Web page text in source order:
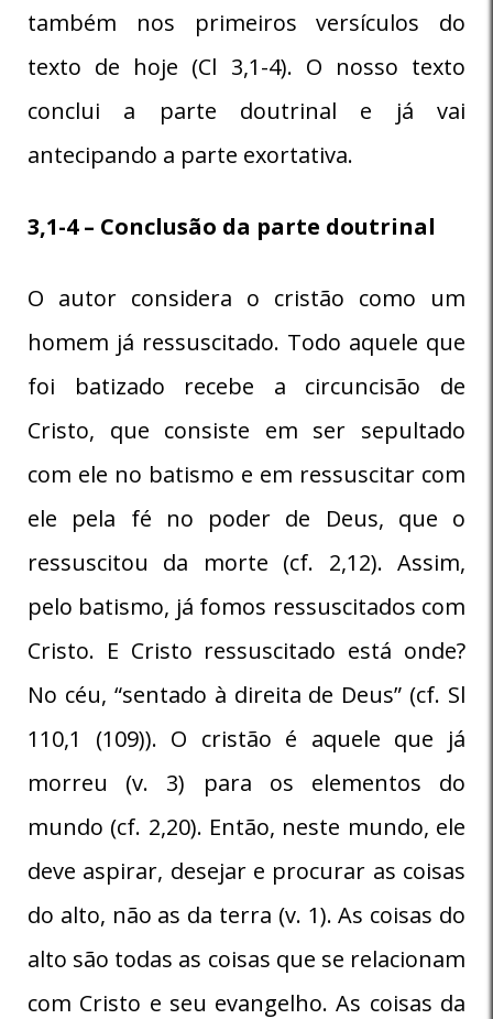
também nos primeiros versículos do
texto de hoje (Cl 3,1-4). O nosso texto
conclui a parte doutrinal e já vai
antecipando a parte exortativa.
3,1-4 – Conclusão da parte doutrinal
O autor considera o cristão como um
homem já ressuscitado. Todo aquele que
foi batizado recebe a circuncisão de
Cristo, que consiste em ser sepultado
com ele no batismo e em ressuscitar com
ele pela fé no poder de Deus, que o
ressuscitou da morte (cf. 2,12). Assim,
pelo batismo, já fomos ressuscitados com
Cristo. E Cristo ressuscitado está onde?
No céu, “sentado à direita de Deus” (cf. Sl
110,1 (109)). O cristão é aquele que já
morreu (v. 3) para os elementos do
mundo (cf. 2,20). Então, neste mundo, ele
deve aspirar, desejar e procurar as coisas
do alto, não as da terra (v. 1). As coisas do
alto são todas as coisas que se relacionam
com Cristo e seu evangelho. As coisas da